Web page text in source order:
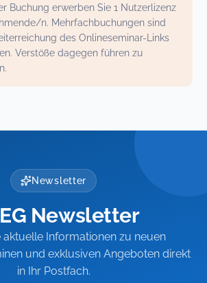
Buchung erwerben Sie 1 Nutzerlizenz
n. Mehrfachbuchungen sind
des Onlineseminar-Links
Verstöße dagegen führen zu
Newsletter
Newsletter
aktuelle Informationen zu neuen
und exklusiven Angeboten direkt
in Ihr Postfach.